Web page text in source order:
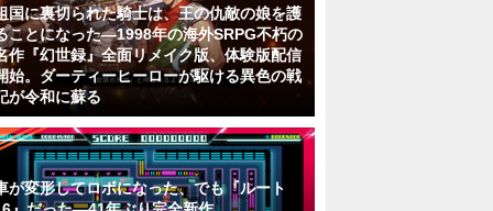
国に裏切られた騎士は、王の仇敵の娘を護
ことになった―1998年の海外SRPG不朽の
作『幻世録』全面リメイク版、体験版配信
始。ダーティーヒーローが駆ける異色の戦
が令和に蘇る
が変形してロボになった、でも『ルート